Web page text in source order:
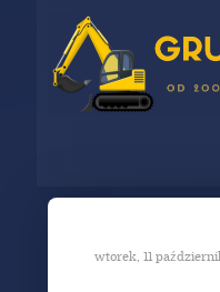
wtorek, 11